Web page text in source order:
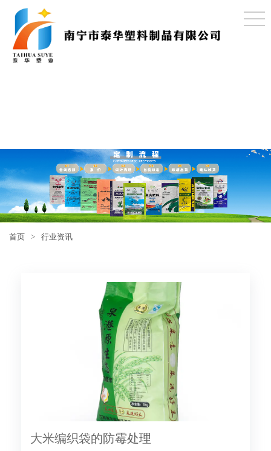
首页 > 行业资讯
大米编织袋的防霉处理